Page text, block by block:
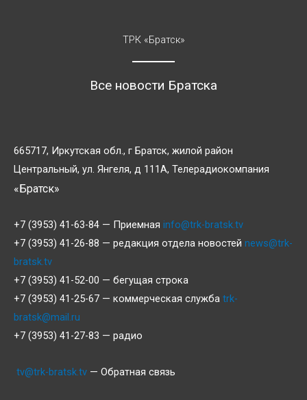
ТРК «Братск»
Все новости Братска
665717, Иркутская обл., г Братск, жилой район
Центральный, ул. Янгеля, д 111А, Телерадиокомпания
«Братск»
+7 (3953) 41-63-84 — Приемная info@trk-bratsk.tv
+7 (3953) 41-26-88 — редакция отдела новостей news@trk-
bratsk.tv
+7 (3953) 41-52-00 — бегущая строка
+7 (3953) 41-25-67 — коммерческая служба trk-
bratsk@mail.ru
+7 (3953) 41-27-83 — радио
tv@trk-bratsk.tv — Обратная связь